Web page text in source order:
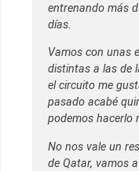
entrenando más
días.
Vamos con unas
distintas a las de
el circuito me
pasado acabé
podemos hacerlo
No nos vale un
de Qatar, vamos